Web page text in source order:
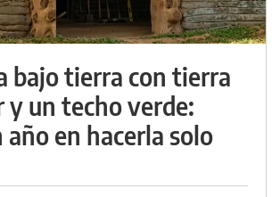
bajo tierra con tierra
y un techo verde:
en hacerla solo